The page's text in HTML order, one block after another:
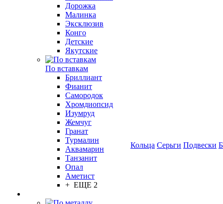
Дорожка
Малинка
Эксклюзив
Конго
Детские
Якутские
По вставкам
Бриллиант
Фианит
Самородок
Хромдиопсид
Изумруд
Жемчуг
Гранат
Турмалин
Аквамарин
Танзанит
Опал
Аметист
+ ЕЩЕ 2
Кольца Серьги Подвески